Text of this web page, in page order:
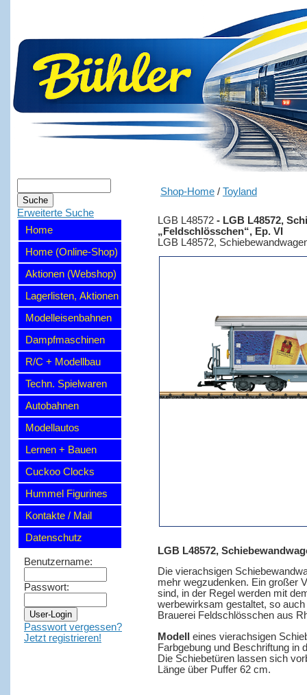
Erweiterte Suche
Home
Home (Online-Shop)
Aktionen (Webshop)
Lagerlisten, Aktionen
Modelleisenbahnen
Dampfmaschinen
R/C + Modellbau
Techn. Spielwaren
Autobahnen
Modellautos
Lernen + Bauen
Cuckoo Clocks
Hummel Figurines
Kontakte / Mail
Datenschutz
Benutzername:
Passwort:
Passwort vergessen?
Jetzt registrieren!
Shop-Home / Toyland
LGB L48572 - LGB L48572,
„Feldschlösschen“, Ep. VI
LGB L48572,
LGB L48572,
Die vierachsigen
mehr wegzudenken. Ein großer
sind, in der Regel werden mit
werbewirksam gestaltet, so
Brauerei Feldschlösschen aus
Modell eines vierachsigen
Farbgebung und Beschriftung in
Die Schiebetüren lassen sich
Länge über Puffer 62 cm.